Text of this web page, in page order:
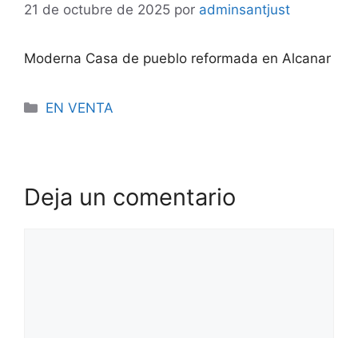
21 de octubre de 2025 por adminsantjust
Moderna Casa de pueblo reformada en Alcanar
EN VENTA
Deja un comentario